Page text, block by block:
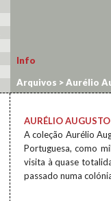
Info
Arquivos >Aurélio
AURÉLIO
A coleção Aurélio
Portuguesa, como
visita à quase
passado numa